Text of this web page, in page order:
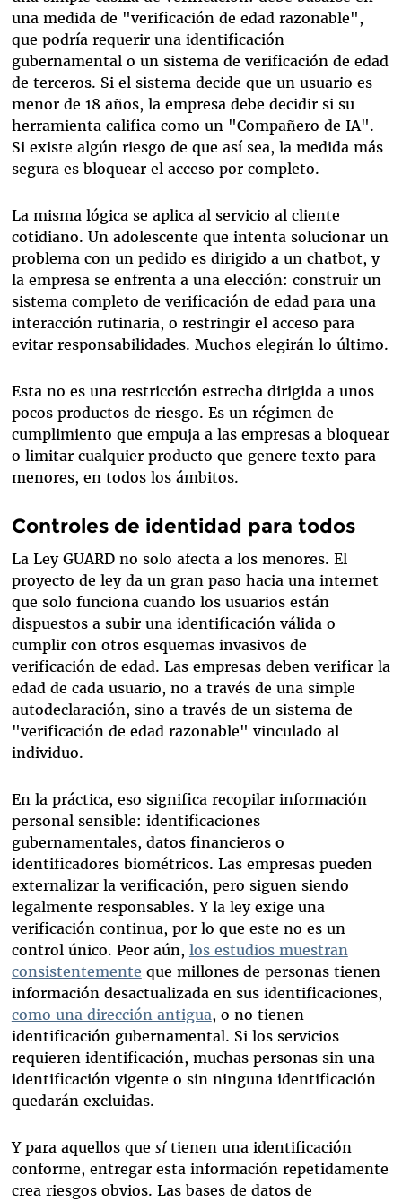
una medida de "verificación de edad razonable",
que podría requerir una identificación
gubernamental o un sistema de verificación de edad
de terceros. Si el sistema decide que un usuario es
menor de 18 años, la empresa debe decidir si su
herramienta califica como un "Compañero de IA".
Si existe algún riesgo de que así sea, la medida más
segura es bloquear el acceso por completo.
La misma lógica se aplica al servicio al cliente
cotidiano. Un adolescente que intenta solucionar un
problema con un pedido es dirigido a un chatbot, y
la empresa se enfrenta a una elección: construir un
sistema completo de verificación de edad para una
interacción rutinaria, o restringir el acceso para
evitar responsabilidades. Muchos elegirán lo último.
Esta no es una restricción estrecha dirigida a unos
pocos productos de riesgo. Es un régimen de
cumplimiento que empuja a las empresas a bloquear
o limitar cualquier producto que genere texto para
menores, en todos los ámbitos.
Controles de identidad para todos
La Ley GUARD no solo afecta a los menores. El
proyecto de ley da un gran paso hacia una internet
que solo funciona cuando los usuarios están
dispuestos a subir una identificación válida o
cumplir con otros esquemas invasivos de
verificación de edad. Las empresas deben verificar la
edad de cada usuario, no a través de una simple
autodeclaración, sino a través de un sistema de
"verificación de edad razonable" vinculado al
individuo.
En la práctica, eso significa recopilar información
personal sensible: identificaciones
gubernamentales, datos financieros o
identificadores biométricos. Las empresas pueden
externalizar la verificación, pero siguen siendo
legalmente responsables. Y la ley exige una
verificación continua, por lo que este no es un
control único. Peor aún, los estudios muestran
consistentemente que millones de personas tienen
información desactualizada en sus identificaciones,
como una dirección antigua, o no tienen
identificación gubernamental. Si los servicios
requieren identificación, muchas personas sin una
identificación vigente o sin ninguna identificación
quedarán excluidas.
Y para aquellos que sítienen una identificación
conforme, entregar esta información repetidamente
crea riesgos obvios. Las bases de datos de